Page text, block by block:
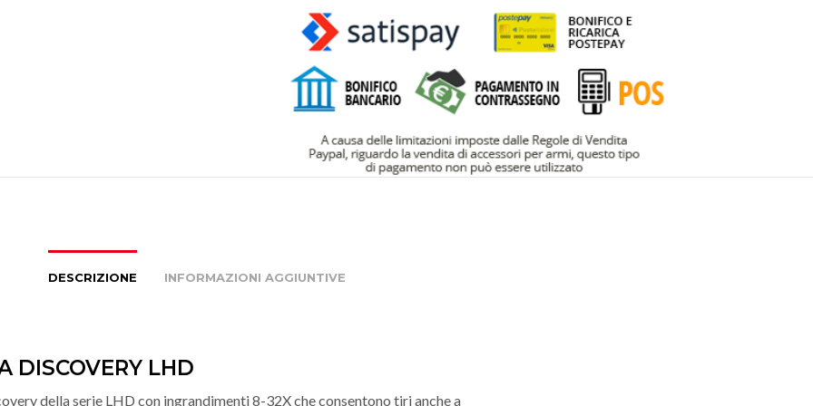
DESCRIZIONE INFORMAZIONI AGGIUNTIVE
DISCOVERY LHD
della serie LHD con ingrandimenti 8-32X che consentono tiri anche a